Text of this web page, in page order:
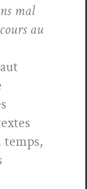
mal
au
temps,